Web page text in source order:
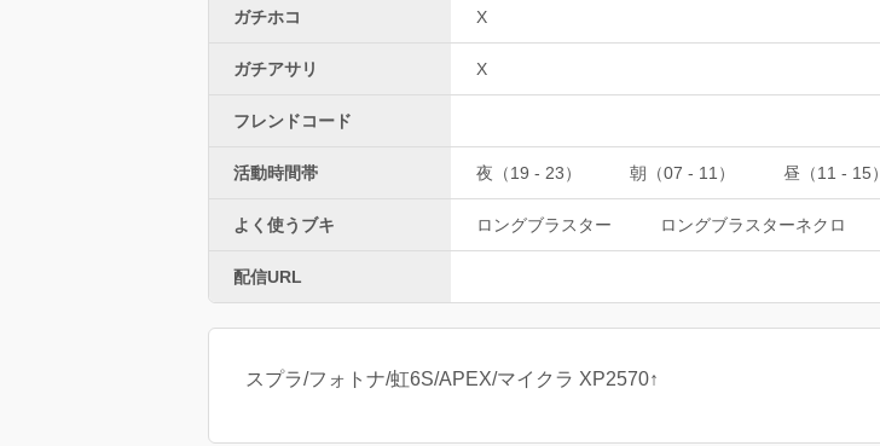
ガチホコ X
ガチアサリ X
フレンドコード
活動時間帯 夜（19 - 23） 朝（07 - 11） 昼（11 - 15）
よく使うブキ ロングブラスター ロングブラスターネクロ
配信URL
スプラ/フォトナ/虹6S/APEX/マイクラ XP2570↑